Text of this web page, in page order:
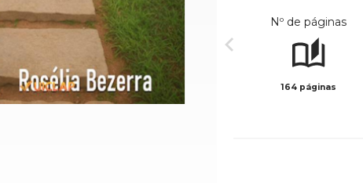
Nº de páginas
164 páginas